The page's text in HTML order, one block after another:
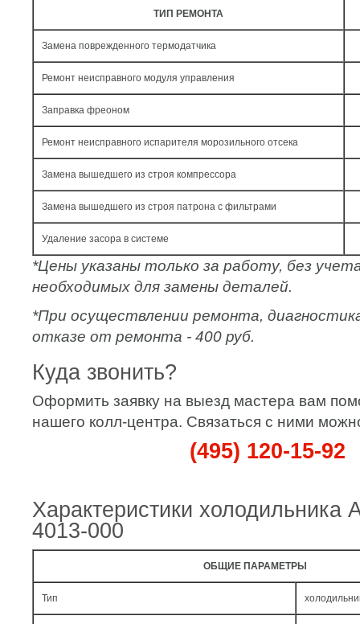
ТИП РЕМОНТА
Замена поврежденного термодатчика
Ремонт неисправного модуля управления
Заправка фреоном
Ремонт неисправного испарителя морозильного отсека
Замена вышедшего из строя компрессора
Замена вышедшего из строя патрона с фильтрами
Удаление засора в системе
*Цены указаны только за работу, без
необходимых для замены деталей.
*При осуществлении ремонта,
отказе от ремонта - 400 руб.
Куда звонить?
Оформить заявку на выезд мастера вам
нашего колл-центра. Связаться с ними
(495) 120-15-92
Характеристики холодильника
4013-000
ОБЩИЕ ПАРАМЕТРЫ
Тип